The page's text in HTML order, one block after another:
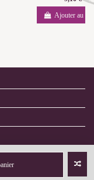
Ajouter au panier